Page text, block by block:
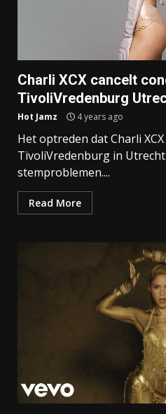
Charli XCX cancelt
TivoliVredenburg
Hot Jamz 4 years ago
Het optreden dat Charli
TivoliVredenburg in
stemproblemen....
Read More